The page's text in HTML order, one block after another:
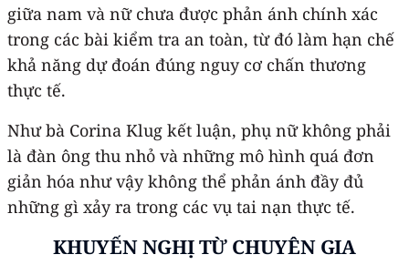
giữa nam và nữ chưa được phản ánh chính xác
trong các bài kiểm tra an toàn, từ đó làm hạn chế
khả năng dự đoán đúng nguy cơ chấn thương
thực tế.
Như bà Corina Klug kết luận, phụ nữ không phải
là đàn ông thu nhỏ và những mô hình quá đơn
giản hóa như vậy không thể phản ánh đầy đủ
những gì xảy ra trong các vụ tai nạn thực tế.
KHUYẾN NGHỊ TỪ CHUYÊN GIA